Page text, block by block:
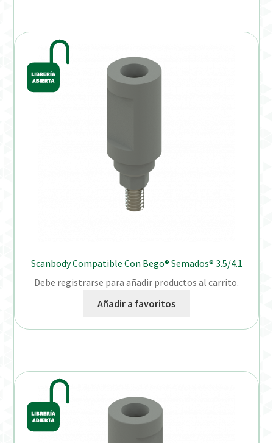
Scanbody Compatible Con Bego® Semados® 3.5/4.1
Debe registrarse para añadir productos al carrito.
Añadir a favoritos